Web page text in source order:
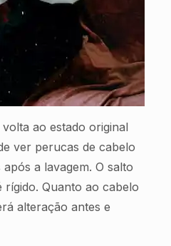
ao estado original
ver perucas de cabelo
a lavagem. O salto
Quanto ao cabelo
alteração antes e